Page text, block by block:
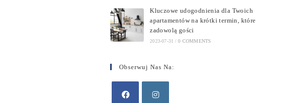
Kluczowe udogodnienia dla Twoich
apartamentów na krótki termin, które
zadowolą gości
2023-07-31 / 0 COMMENTS
Obserwuj Nas Na: